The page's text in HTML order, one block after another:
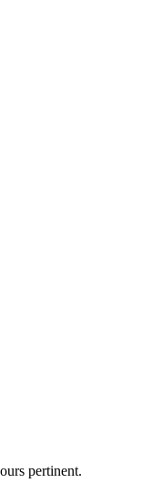
pertinent.